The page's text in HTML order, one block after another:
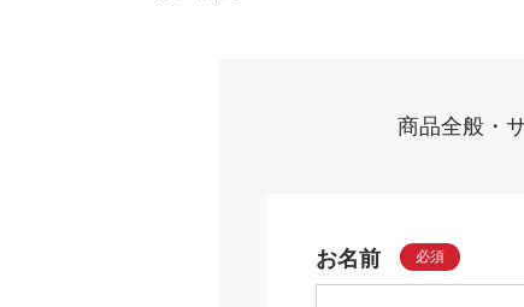
商品全般・
お名前 必須